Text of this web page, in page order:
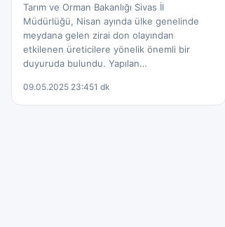
Tarım ve Orman Bakanlığı Sivas İl
Müdürlüğü, Nisan ayında ülke genelinde
meydana gelen zirai don olayından
etkilenen üreticilere yönelik önemli bir
duyuruda bulundu. Yapılan…
09.05.2025 23:451 dk